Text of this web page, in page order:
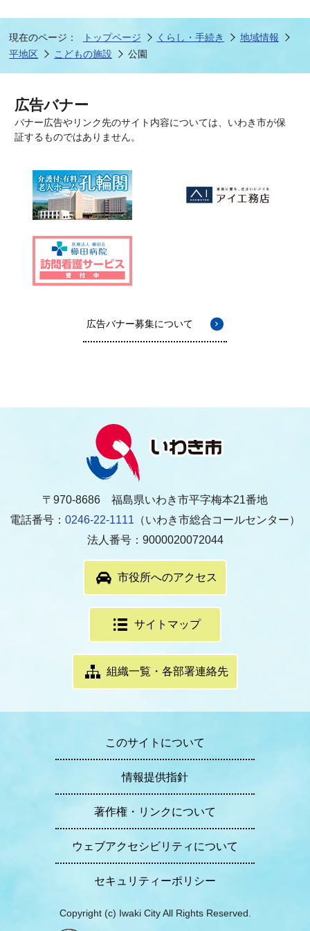
現在のページ： トップページ くらし・手続き
地域情報
平地区
こどもの施設 公園
広告バナー
バナー広告やリンク先のサイト内容については、いわき市が保
証するものではありません。
広告バナー募集について
〒970-8686 福島県いわき市平字梅本21番地
電話番号： 0246-22-1111 （いわき市総合コールセンター）
法人番号：9000020072044
市役所へのアクセス
サイトマップ
組織一覧・各部署連絡先
このサイトについて
情報提供指針
著作権・リンクについて
ウェブアクセシビリティについて
セキュリティーポリシー
Copyright (c) Iwaki City All Rights Reserved.